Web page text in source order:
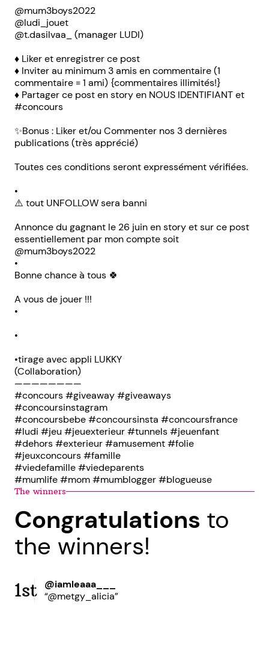
@mum3boys2022
@ludi_jouet
@t.dasilvaa_ (manager LUDI)
♦️ Liker et enregistrer ce post
♦️ Inviter au minimum 3 amis en commentaire (1
commentaire = 1 ami) {commentaires illimités!}
♦️ Partager ce post en story en NOUS IDENTIFIANT et
#concours
✨Bonus : Liker et/ou Commenter nos 3 dernières
publications (très apprécié)
Toutes ces conditions seront expressément vérifiées.
•
⚠️ tout UNFOLLOW sera banni
Annonce du gagnant le 26 juin en story et sur ce post
essentiellement par mon compte soit
@mum3boys2022
•
Bonne chance à tous 🍀
A vous de jouer !!!
•
•
•tirage avec appli LUKKY
(Collaboration)
————————
#concours #giveaway #giveaways
#concoursinstagram
#concoursbebe #concoursinsta #concoursfrance
#ludi #jeu #jeuexterieur #tunnels #jeuenfant
#dehors #exterieur #amusement #folie
#jeuxconcours #famille
#viedefamille #viedeparents
#mumlife #mom #mumblogger #blogueuse
The winners
Congratulations to
the winners!
1st
@iamleaaa___
“@metgy_alicia”